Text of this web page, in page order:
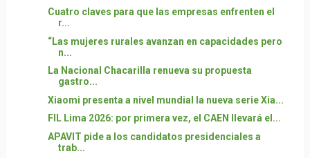
Cuatro claves para que las empresas enfrenten el
r...
“Las mujeres rurales avanzan en capacidades pero
n...
La Nacional Chacarilla renueva su propuesta
gastro...
Xiaomi presenta a nivel mundial la nueva serie Xia...
FIL Lima 2026: por primera vez, el CAEN llevará el...
APAVIT pide a los candidatos presidenciales a
trab...